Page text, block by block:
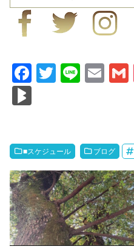
F
b
o
o
k
T
Li
E
M
ar
ks
■スケジュール ブログ